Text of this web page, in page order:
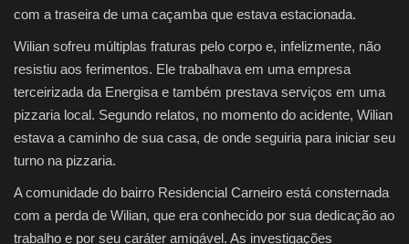
com a traseira de uma caçamba que estava estacionada.
Wilian sofreu múltiplas fraturas pelo corpo e, infelizmente, não
resistiu aos ferimentos. Ele trabalhava em uma empresa
terceirizada da Energisa e também prestava serviços em uma
pizzaria local. Segundo relatos, no momento do acidente, Wilian
estava a caminho de sua casa, de onde seguiria para iniciar seu
turno na pizzaria.
A comunidade do bairro Residencial Carneiro está consternada
com a perda de Wilian, que era conhecido por sua dedicação ao
trabalho e por seu caráter amigável. As investigações